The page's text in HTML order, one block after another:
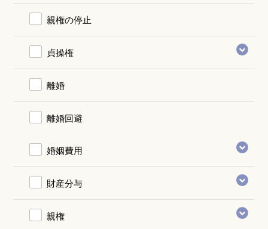
親権の停止
貞操権
離婚
離婚回避
婚姻費用
財産分与
親権